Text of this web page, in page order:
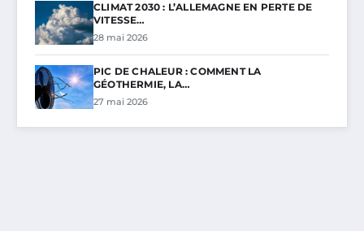
CLIMAT 2030 : L’ALLEMAGNE EN PERTE DE
VITESSE…
28 mai 2026
PIC DE CHALEUR : COMMENT LA
GÉOTHERMIE, LA…
27 mai 2026